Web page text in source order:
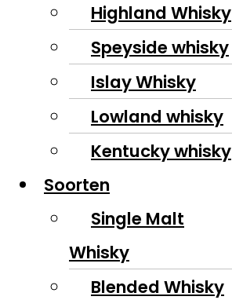
Highland Whisky
Speyside whisky
Islay Whisky
Lowland whisky
Kentucky whisky
Soorten
Single Malt
Whisky
Blended Whisky